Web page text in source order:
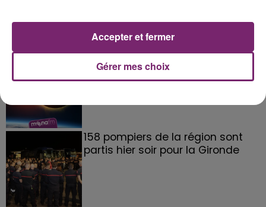
éclipse solaire du 12 Août 2026
158 pompiers de la région sont
partis hier soir pour la Gironde
Gérer mes choix
Accepter et fermer